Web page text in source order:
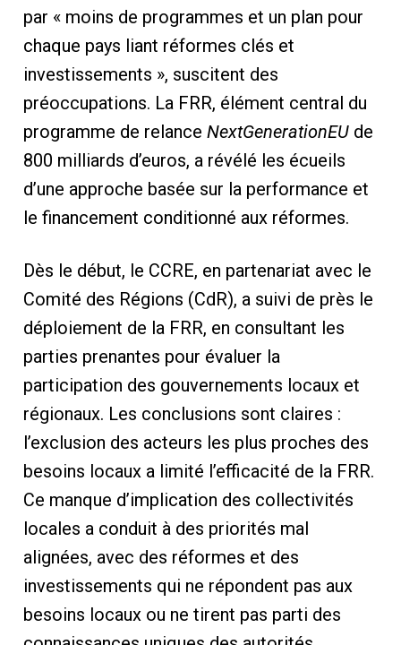
par « moins de programmes et un plan pour
chaque pays liant réformes clés et
investissements », suscitent des
préoccupations. La FRR, élément central du
programme de relance NextGenerationEUde
800 milliards d’euros, a révélé les écueils
d’une approche basée sur la performance et
le financement conditionné aux réformes.
Dès le début, le CCRE, en partenariat avec le
Comité des Régions (CdR), a suivi de près le
déploiement de la FRR, en consultant les
parties prenantes pour évaluer la
participation des gouvernements locaux et
régionaux. Les conclusions sont claires :
l’exclusion des acteurs les plus proches des
besoins locaux a limité l’efficacité de la FRR.
Ce manque d’implication des collectivités
locales a conduit à des priorités mal
alignées, avec des réformes et des
investissements qui ne répondent pas aux
besoins locaux ou ne tirent pas parti des